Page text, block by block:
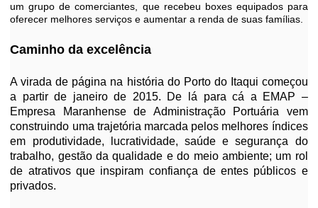
um grupo de comerciantes, que recebeu boxes equipados para
oferecer melhores serviços e aumentar a renda de suas famílias.
Caminho da excelência
A virada de página na história do Porto do Itaqui começou
a partir de janeiro de 2015. De lá para cá a EMAP –
Empresa Maranhense de Administração Portuária vem
construindo uma trajetória marcada pelos melhores índices
em produtividade, lucratividade, saúde e segurança do
trabalho, gestão da qualidade e do meio ambiente; um rol
de atrativos que inspiram confiança de entes públicos e
privados.